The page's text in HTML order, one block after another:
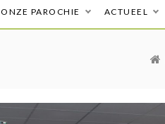
ONZE PAROCHIE ACTUEEL